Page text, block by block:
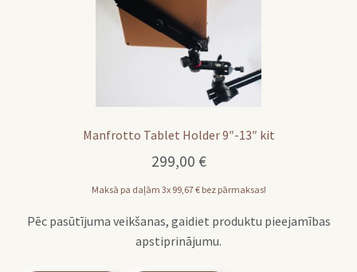
Manfrotto Tablet Holder 9″-13″ kit
299,00 €
Maksā pa daļām 3x 99,67€bez pārmaksas!
Pēc pasūtījuma veikšanas, gaidiet produktu pieejamības
apstiprinājumu.